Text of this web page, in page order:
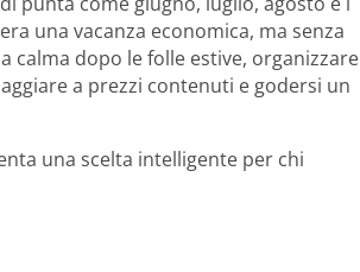
una vacanza economica, ma senza
calma dopo le folle estive, organizzare
a prezzi contenuti e godersi un
una scelta intelligente per chi